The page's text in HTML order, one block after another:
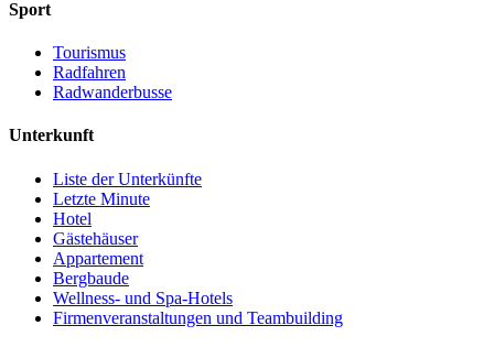
Sport
Tourismus
Radfahren
Radwanderbusse
Unterkunft
Liste der Unterkünfte
Letzte Minute
Hotel
Gästehäuser
Appartement
Bergbaude
Wellness- und Spa-Hotels
Firmenveranstaltungen und Teambuilding